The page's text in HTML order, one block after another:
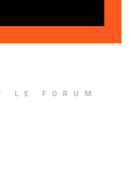
LE FORUM